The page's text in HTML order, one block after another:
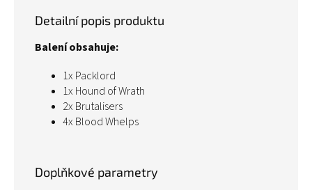
Detailní popis produktu
Balení obsahuje:
1x Packlord
1x Hound of Wrath
2x Brutalisers
4x Blood Whelps
Doplňkové parametry